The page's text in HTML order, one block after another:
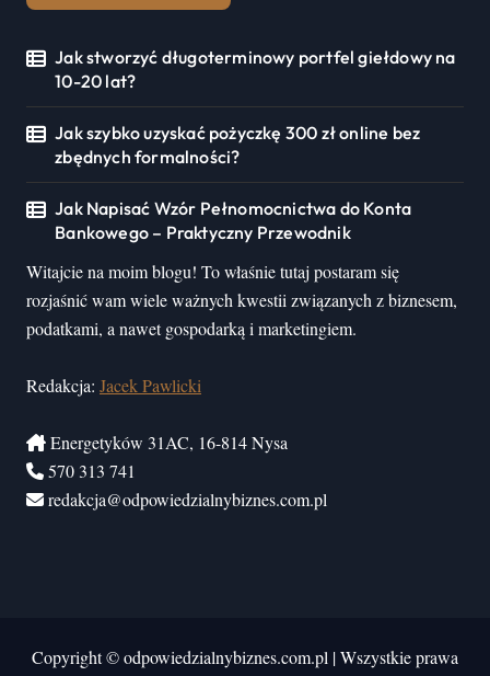
Jak stworzyć długoterminowy portfel giełdowy na
10-20 lat?
Jak szybko uzyskać pożyczkę 300 zł online bez
zbędnych formalności?
Jak Napisać Wzór Pełnomocnictwa do Konta
Bankowego – Praktyczny Przewodnik
Witajcie na moim blogu! To właśnie tutaj postaram się
rozjaśnić wam wiele ważnych kwestii związanych z biznesem,
podatkami, a nawet gospodarką i marketingiem.
Redakcja: Jacek Pawlicki
Energetyków 31AC, 16-814 Nysa
570 313 741
redakcja@odpowiedzialnybiznes.com.pl
Copyright © odpowiedzialnybiznes.com.pl |Wszystkie prawa